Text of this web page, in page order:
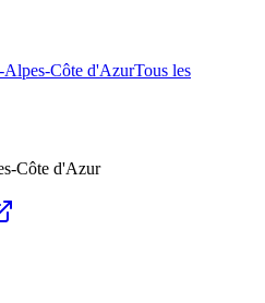
Alpes-Côte d'AzurTous les
Côte d'Azur